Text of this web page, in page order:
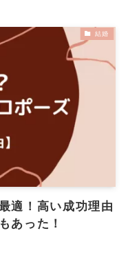
結婚
適！高い成功理由
あった！